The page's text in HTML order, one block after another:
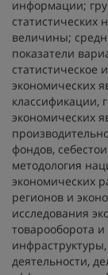
информации;
величины;
показатели
статистическое
экономических
классификации,
экономических
фондов,
методология
экономических
регионов и
исследования
товарооборота
деятельности,